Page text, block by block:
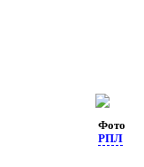
Фото
РПЛ